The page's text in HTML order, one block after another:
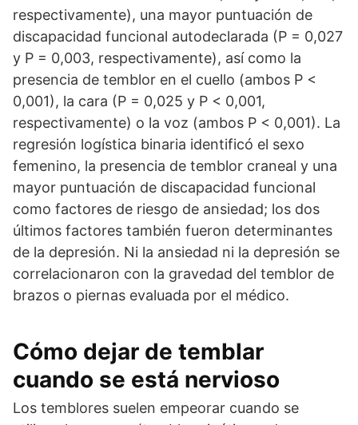
respectivamente), una mayor puntuación de
discapacidad funcional autodeclarada (P = 0,027
y P = 0,003, respectivamente), así como la
presencia de temblor en el cuello (ambos P <
0,001), la cara (P = 0,025 y P < 0,001,
respectivamente) o la voz (ambos P < 0,001). La
regresión logística binaria identificó el sexo
femenino, la presencia de temblor craneal y una
mayor puntuación de discapacidad funcional
como factores de riesgo de ansiedad; los dos
últimos factores también fueron determinantes
de la depresión. Ni la ansiedad ni la depresión se
correlacionaron con la gravedad del temblor de
brazos o piernas evaluada por el médico.
Cómo dejar de temblar
cuando se está nervioso
Los temblores suelen empeorar cuando se